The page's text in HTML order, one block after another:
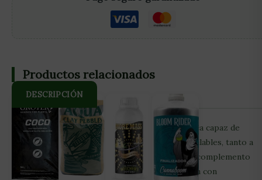
DESCRIPCIÓN
CO2 Effect es un producto de acción sistémica capaz de
aportar nutrientes y energía fácilmente asimilables, tanto a
nivel foliar como a través de las raíces. Es el complemento
perfecto para los cultivadores que ya cuentan con
Productos relacionados